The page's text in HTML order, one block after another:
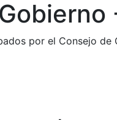
por el Consejo